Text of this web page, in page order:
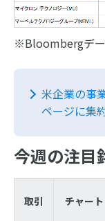
※Bloombergデ
米企業の事
ページに集
今週の注目
取引 チャート